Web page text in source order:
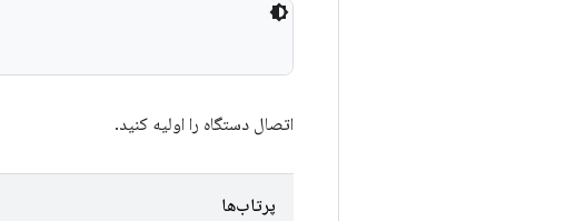
اتصال دستگاه را اولیه کنید.
پرتاب‌ها